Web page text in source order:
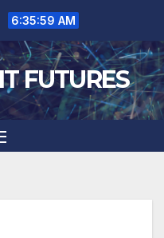
6:36:00 AM
FUTURES